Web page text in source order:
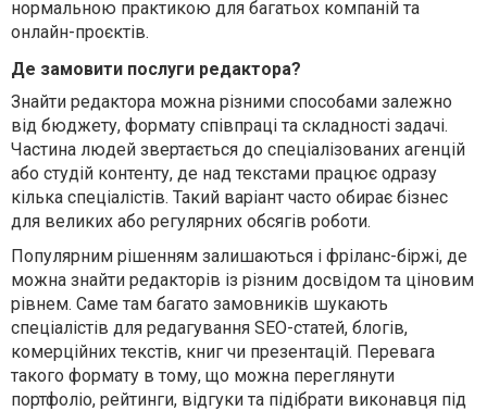
нормальною практикою для багатьох компаній та
онлайн-проєктів.
Де замовити послуги редактора?
Знайти редактора можна різними способами залежно
від бюджету, формату співпраці та складності задачі.
Частина людей звертається до спеціалізованих агенцій
або студій контенту, де над текстами працює одразу
кілька спеціалістів. Такий варіант часто обирає бізнес
для великих або регулярних обсягів роботи.
Популярним рішенням залишаються і фріланс-біржі, де
можна знайти редакторів із різним досвідом та ціновим
рівнем. Саме там багато замовників шукають
спеціалістів для редагування SEO-статей, блогів,
комерційних текстів, книг чи презентацій. Перевага
такого формату в тому, що можна переглянути
портфоліо, рейтинги, відгуки та підібрати виконавця під